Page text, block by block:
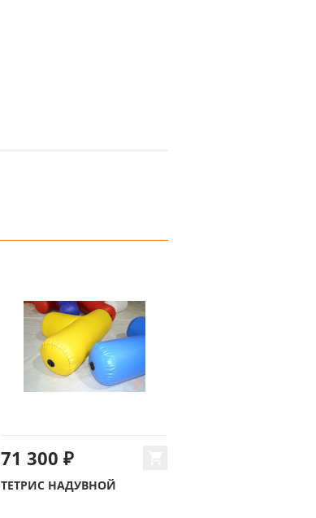
71 300 ₽
ТЕТРИС НАДУВНОЙ